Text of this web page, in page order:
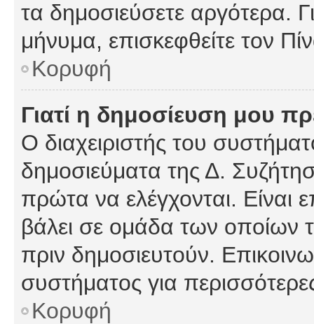
τα δημοσιεύσετε αργότερα.
μήνυμα, επισκεφθείτε τον
Κορυφή
Γιατί η δημοσίευση μου
Ο διαχειριστής του
δημοσιεύματα της Δ.
πρώτα να ελέγχονται. Είναι
βάλει σε ομάδα των οποίων
πριν δημοσιευτούν.
συστήματος για
Κορυφή